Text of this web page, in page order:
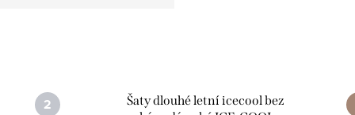
Šaty dlouhé letní icecool bez